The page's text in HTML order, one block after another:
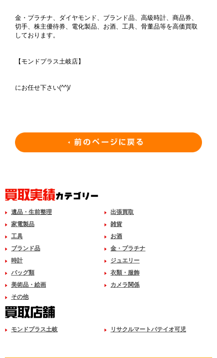
金・プラチナ、ダイヤモンド、ブランド品、高級時計、商品券、
切手、株主優待券、電化製品、お酒、工具、骨董品等を高価買取
しております。
【モンドプラス土岐店】
にお任せ下さい(^^)/
遺品・生前整理
出張買取
家電製品
雑貨
工具
お酒
ブランド品
金・プラチナ
時計
ジュエリー
バッグ類
衣類・服飾
美術品・絵画
カメラ関係
その他
モンドプラス土岐 リサクルマートパテイオ可児